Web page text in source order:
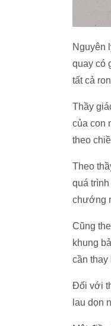
Nguyên
quay có
tất cả
Thầy
của con
theo
Theo
quá
chướng
Cũng
khung
cần thay
Đối với
lau dọn